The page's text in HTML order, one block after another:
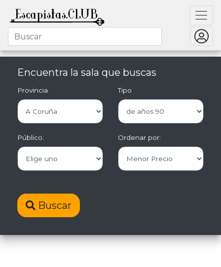
Encuentra la sala que buscas
Provincia Tipo
Público: Ordenar por:
Buscar